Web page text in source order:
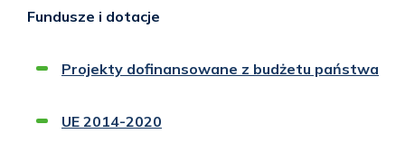
Fundusze i dotacje
Projekty dofinansowane z budżetu państwa
UE 2014-2020